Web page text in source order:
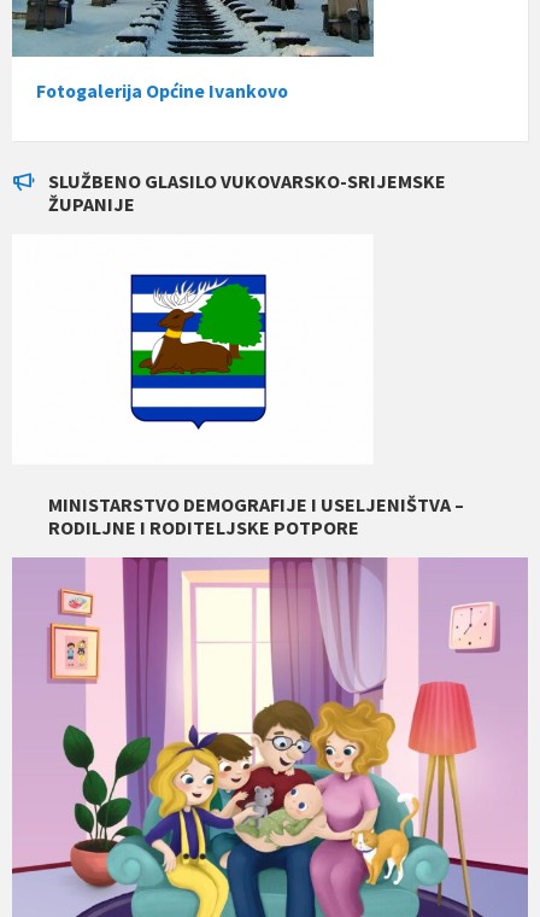
Fotogalerija Općine Ivankovo
SLUŽBENO GLASILO VUKOVARSKO-SRIJEMSKE
ŽUPANIJE
MINISTARSTVO DEMOGRAFIJE I USELJENIŠTVA –
RODILJNE I RODITELJSKE POTPORE